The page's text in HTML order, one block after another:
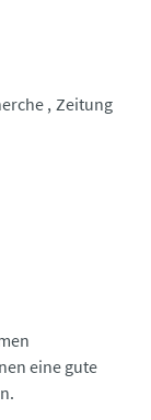
Zeitung
eine gute